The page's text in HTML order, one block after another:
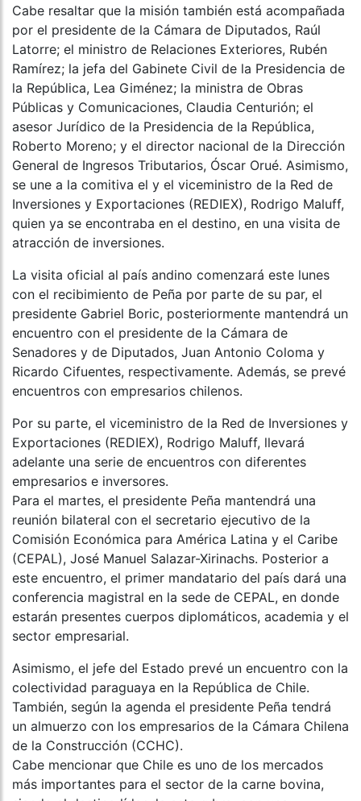
Cabe resaltar que la misión también está acompañada
por el presidente de la Cámara de Diputados, Raúl
Latorre; el ministro de Relaciones Exteriores, Rubén
Ramírez; la jefa del Gabinete Civil de la Presidencia de
la República, Lea Giménez; la ministra de Obras
Públicas y Comunicaciones, Claudia Centurión; el
asesor Jurídico de la Presidencia de la República,
Roberto Moreno; y el director nacional de la Dirección
General de Ingresos Tributarios, Óscar Orué. Asimismo,
se une a la comitiva el y el viceministro de la Red de
Inversiones y Exportaciones (REDIEX), Rodrigo Maluff,
quien ya se encontraba en el destino, en una visita de
atracción de inversiones.
La visita oficial al país andino comenzará este lunes
con el recibimiento de Peña por parte de su par, el
presidente Gabriel Boric, posteriormente mantendrá un
encuentro con el presidente de la Cámara de
Senadores y de Diputados, Juan Antonio Coloma y
Ricardo Cifuentes, respectivamente. Además, se prevé
encuentros con empresarios chilenos.
Por su parte, el viceministro de la Red de Inversiones y
Exportaciones (REDIEX), Rodrigo Maluff, llevará
adelante una serie de encuentros con diferentes
empresarios e inversores.
Para el martes, el presidente Peña mantendrá una
reunión bilateral con el secretario ejecutivo de la
Comisión Económica para América Latina y el Caribe
(CEPAL), José Manuel Salazar-Xirinachs. Posterior a
este encuentro, el primer mandatario del país dará una
conferencia magistral en la sede de CEPAL, en donde
estarán presentes cuerpos diplomáticos, academia y el
sector empresarial.
Asimismo, el jefe del Estado prevé un encuentro con la
colectividad paraguaya en la República de Chile.
También, según la agenda el presidente Peña tendrá
un almuerzo con los empresarios de la Cámara Chilena
de la Construcción (CCHC).
Cabe mencionar que Chile es uno de los mercados
más importantes para el sector de la carne bovina,